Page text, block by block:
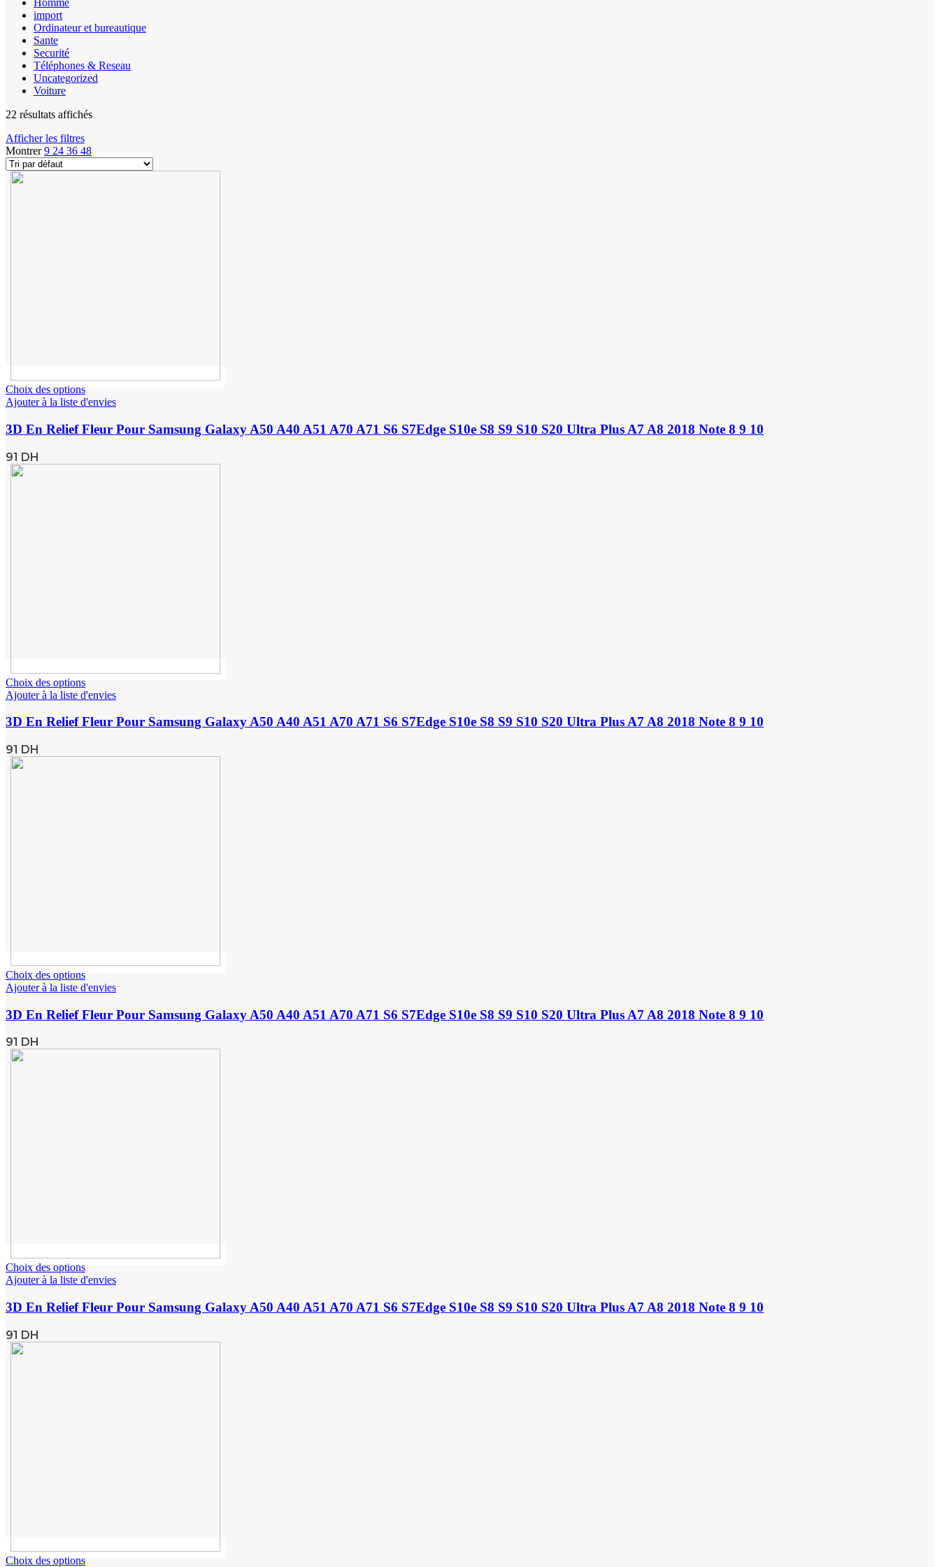
Homme
import
Ordinateur et bureautique
Sante
Securité
Téléphones & Reseau
Uncategorized
Voiture
22 résultats affichés
Afficher les filtres
Montrer9 24 36 48
Choix des options
Ajouter à la liste d'envies
3D En Relief Fleur Pour Samsung Galaxy A50 A40 A51 A70 A71 S6 S7Edge S10e S8 S9 S10 S20 Ultra Plus A7 A8 2018 Note 8 9 10
91 DH
Choix des options
Ajouter à la liste d'envies
3D En Relief Fleur Pour Samsung Galaxy A50 A40 A51 A70 A71 S6 S7Edge S10e S8 S9 S10 S20 Ultra Plus A7 A8 2018 Note 8 9 10
91 DH
Choix des options
Ajouter à la liste d'envies
3D En Relief Fleur Pour Samsung Galaxy A50 A40 A51 A70 A71 S6 S7Edge S10e S8 S9 S10 S20 Ultra Plus A7 A8 2018 Note 8 9 10
91 DH
Choix des options
Ajouter à la liste d'envies
3D En Relief Fleur Pour Samsung Galaxy A50 A40 A51 A70 A71 S6 S7Edge S10e S8 S9 S10 S20 Ultra Plus A7 A8 2018 Note 8 9 10
91 DH
Choix des options